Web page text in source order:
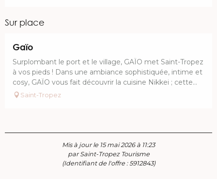
Sur place
Gaïo
Surplombant le port et le village, GAÏO met Saint-Tropez
à vos pieds ! Dans une ambiance sophistiquée, intime et
cosy, GAÏO vous fait découvrir la cuisine Nikkei ; cette...
Saint-Tropez
Mis à jour le 15 mai 2026 à 11:23
par Saint-Tropez Tourisme
(Identifiant de l'offre :5912843)